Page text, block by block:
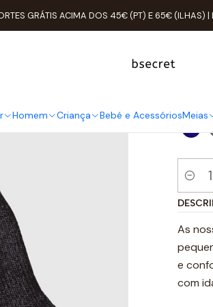
Homem Criança Bebé e AcessóriosMeias
GRÁTIS ACIMA DOS 45€ (PT) E 65€ (ILHAS) |
Criança PROMOÇÕES | CRIANÇA
COR
Quantity
As
e
com